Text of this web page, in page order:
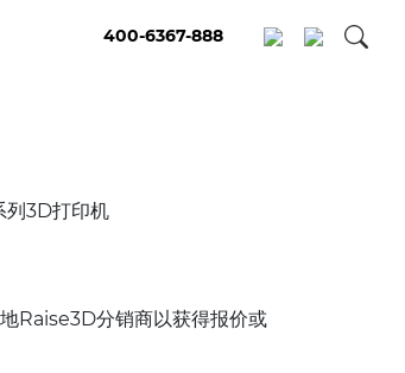
400-6367-888
列3D打印机
Raise3D分销商以获得报价或